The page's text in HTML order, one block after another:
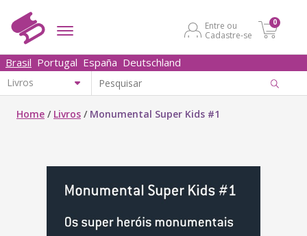
Entre ou
Cadastre-se
0
Brasil Portugal España Deutschland
Home / Livros / Monumental Super Kids #1